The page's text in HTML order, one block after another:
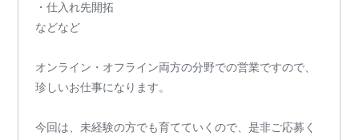
・仕入れ先開拓
などなど
オンライン・オフライン両方の分野での営業ですので、
珍しいお仕事になります。
今回は、未経験の方でも育てていくので、是非ご応募く